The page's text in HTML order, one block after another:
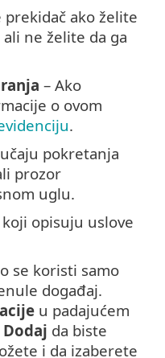
ako želite
ne želite da ga
– Ako
o ovom
.
pokretanja
prozor
uglu.
opisuju uslove
se koristi samo
događaj.
u padajućem
Dodaj da biste
i da izaberete